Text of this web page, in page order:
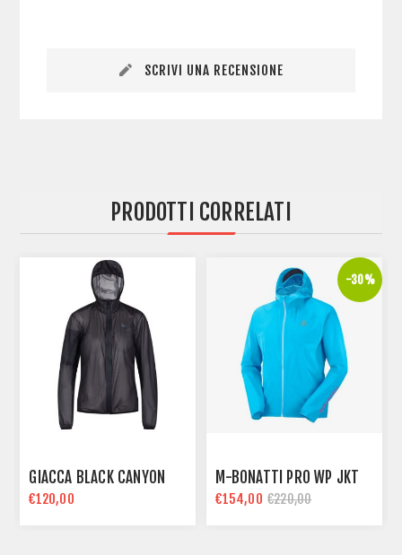
SCRIVI UNA RECENSIONE
PRODOTTI CORRELATI
GIACCA BLACK CANYON
€120,00
-30%
M-BONATTI PRO WP JKT
€154,00 €220,00